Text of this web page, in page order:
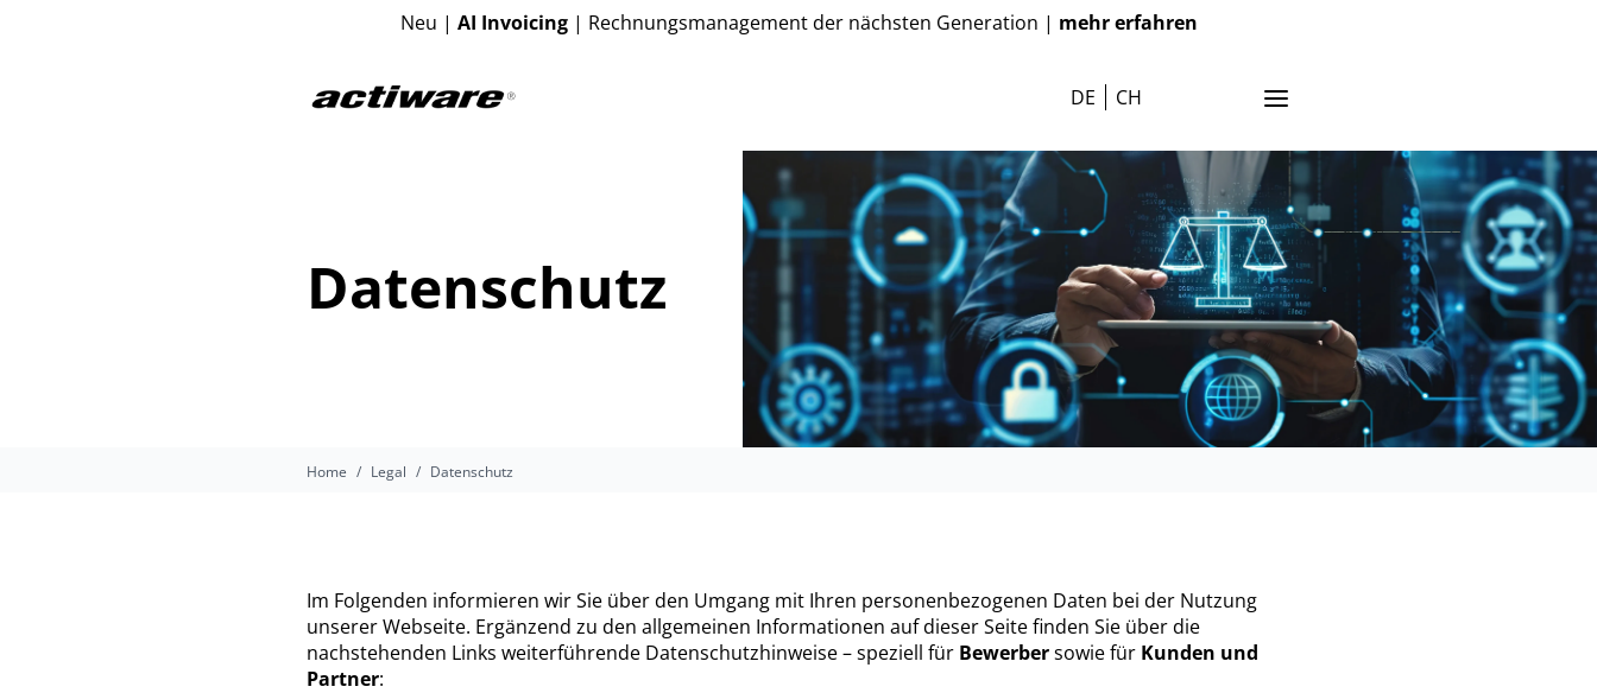
Neu | AI Invoicing| Rechnungsmanagement der nächsten Generation | mehr erfahren
DE CH
Datenschutz
Home Legal Datenschutz
Im Folgenden informieren wir Sie über den Umgang mit Ihren personenbezogenen Daten bei der Nutzung
unserer Webseite. Ergänzend zu den allgemeinen Informationen auf dieser Seite finden Sie über die
nachstehenden Links weiterführende Datenschutzhinweise – speziell für Bewerbersowie für Kunden und
Partner: